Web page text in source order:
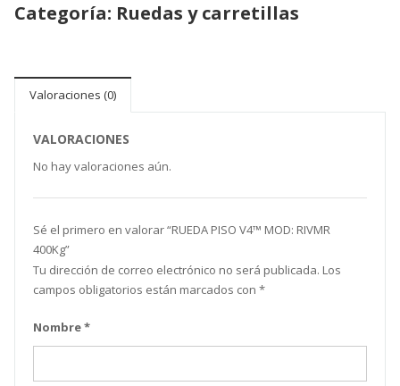
Categoría: Ruedas y carretillas
Valoraciones (0)
VALORACIONES
No hay valoraciones aún.
Sé el primero en valorar “RUEDA PISO V4™ MOD: RIVMR
400Kg”
Tu dirección de correo electrónico no será publicada. Los
campos obligatorios están marcados con *
Nombre*